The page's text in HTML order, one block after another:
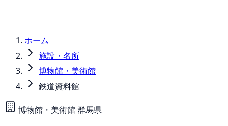
ホーム
施設・名所
博物館・美術館
鉄道資料館
博物館・美術館群馬県